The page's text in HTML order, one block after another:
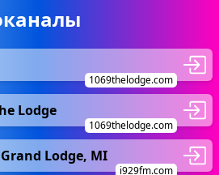
1069thelodge.com
Lodge
1069thelodge.com
Lodge, MI
i929fm.com